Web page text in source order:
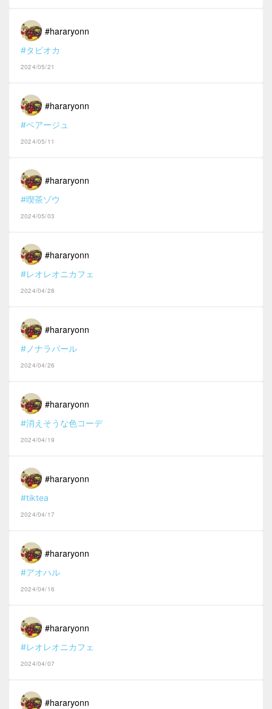
#hararyonn
#タピオカ
2024/05/21
#hararyonn
#ベアージュ
2024/05/11
#hararyonn
#喫茶ゾウ
2024/05/03
#hararyonn
#レオレオニカフェ
2024/04/28
#hararyonn
#ノナラパール
2024/04/26
#hararyonn
#消えそうな色コーデ
2024/04/19
#hararyonn
#tiktea
2024/04/17
#hararyonn
#アオハル
2024/04/16
#hararyonn
#レオレオニカフェ
2024/04/07
#hararyonn